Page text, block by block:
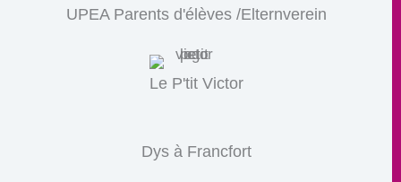
UPEA Parents d'élèves /Elternverein
Le P'tit Victor
Dys à Francfort